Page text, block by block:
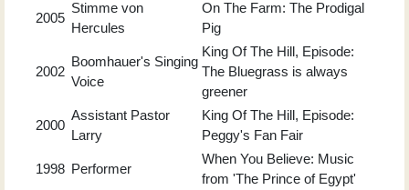
2005
Stimme von
Hercules
On The Farm: The Prodigal
Pig
2002
Boomhauer's Singing
Voice
King Of The Hill, Episode:
The Bluegrass is always
greener
2000
Assistant Pastor
Larry
King Of The Hill, Episode:
Peggy's Fan Fair
1998 Performer
When You Believe: Music
from 'The Prince of Egypt'